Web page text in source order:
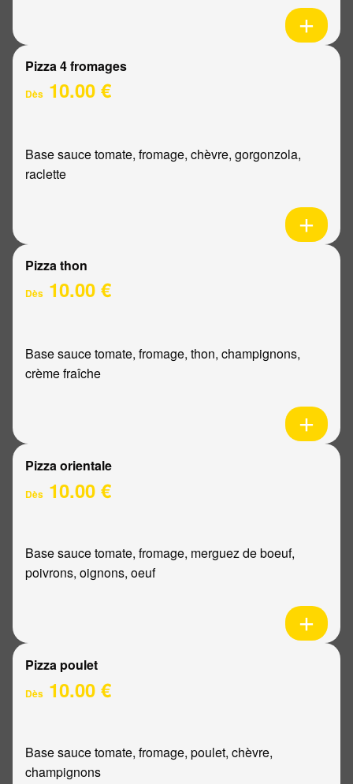
Pizza 4 fromages
Dès 10.00 €
Base sauce tomate, fromage, chèvre, gorgonzola,
raclette
Pizza thon
Dès 10.00 €
Base sauce tomate, fromage, thon, champignons,
crème fraîche
Pizza orientale
Dès 10.00 €
Base sauce tomate, fromage, merguez de boeuf,
poivrons, oignons, oeuf
Pizza poulet
Dès 10.00 €
Base sauce tomate, fromage, poulet, chèvre,
champignons